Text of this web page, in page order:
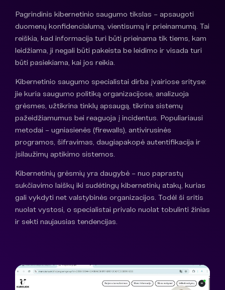
Pagrindinis kibernetinio saugumo tikslas – apsaugoti
duomenų konfidencialumą, vientisumą ir prieinamumą. Tai
reiškia, kad informacija turi būti prieinama tik tiems, kam
leidžiama, ji negali būti pakeista be leidimo ir visada turi
būti pasiekiama, kai jos reikia.
Kibernetinio saugumo specialistai dirba įvairiose srityse:
jie kuria saugumo politiką organizacijose, analizuoja
grėsmes, užtikrina tinklų apsaugą, tikrina sistemų
pažeidžiamumus bei reaguoja į incidentus. Populiariausi
metodai – ugniasienės (firewalls), antivirusinės
programos, šifravimas, daugiapakopė autentifikacija ir
įsilaužimų aptikimo sistemos.
Kibernetinių grėsmių yra daugybė – nuo paprastų
sukčiavimo laiškų iki sudėtingų kibernetinių atakų, kurias
gali vykdyti net valstybinės organizacijos. Todėl ši sritis
nuolat vystosi, o specialistai privalo nuolat tobulinti žinias
ir sekti naujausias tendencijas.